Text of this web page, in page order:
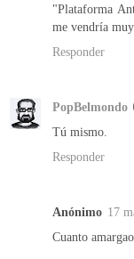
"Plataforma
me vendría muy
Responder
PopBelmondo
Tú mismo.
Responder
Anónimo 17
Cuanto